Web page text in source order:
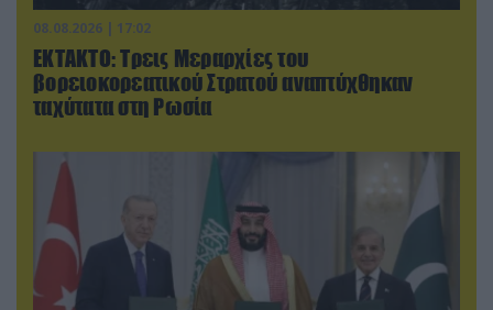
08.08.2026 | 17:02
ΕΚΤΑΚΤΟ: Τρεις Μεραρχίες του
βορειοκορεατικού Στρατού αναπτύχθηκαν
ταχύτατα στη Ρωσία